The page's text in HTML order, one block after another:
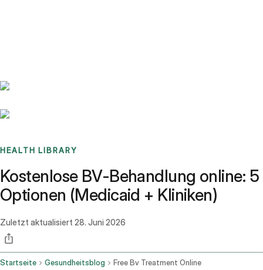
HEALTH LIBRARY
Kostenlose BV-Behandlung online: 5
Optionen (Medicaid + Kliniken)
Zuletzt aktualisiert 28. Juni 2026
Startseite Gesundheitsblog Free Bv Treatment Online